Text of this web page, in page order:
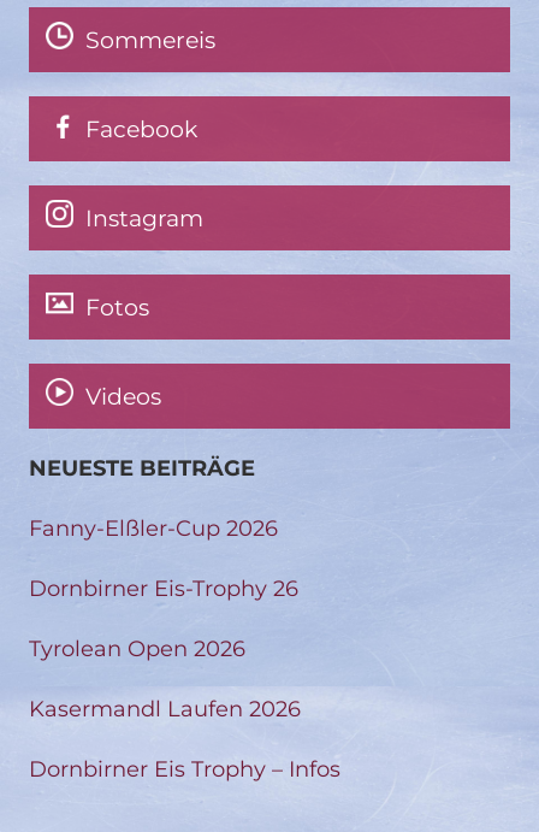
Sommereis
Facebook
Instagram
Fotos
Videos
NEUESTE BEITRÄGE
Fanny-Elßler-Cup 2026
Dornbirner Eis-Trophy 26
Tyrolean Open 2026
Kasermandl Laufen 2026
Dornbirner Eis Trophy – Infos